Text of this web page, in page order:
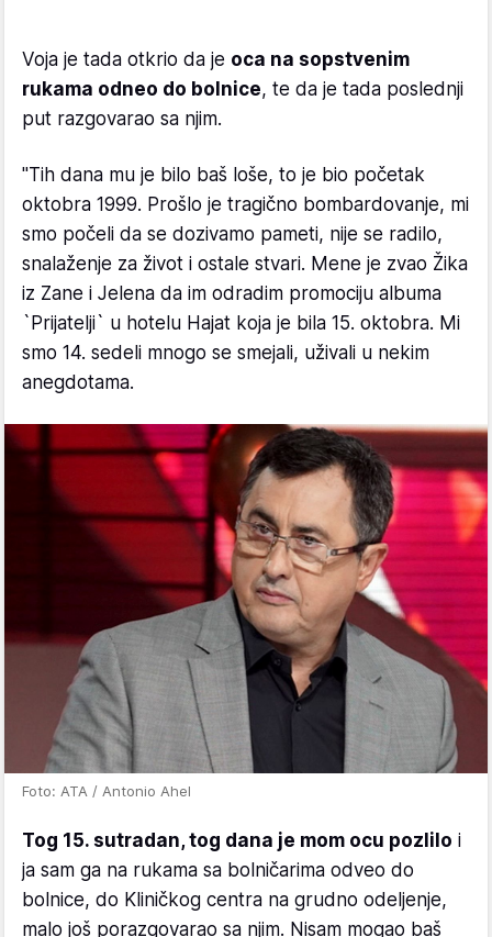
Voja je tada otkrio da je oca na sopstvenim
rukama odneo do bolnice, te da je tada poslednji
put razgovarao sa njim.
"Tih dana mu je bilo baš loše, to je bio početak
oktobra 1999. Prošlo je tragično bombardovanje, mi
smo počeli da se dozivamo pameti, nije se radilo,
snalaženje za život i ostale stvari. Mene je zvao Žika
iz Zane i Jelena da im odradim promociju albuma
`Prijatelji` u hotelu Hajat koja je bila 15. oktobra. Mi
smo 14. sedeli mnogo se smejali, uživali u nekim
anegdotama.
Foto: ATA / Antonio Ahel
Tog 15. sutradan, tog dana je mom ocu pozlilo i
ja sam ga na rukama sa bolničarima odveo do
bolnice, do Kliničkog centra na grudno odeljenje,
malo još porazgovarao sa njim. Nisam mogao baš